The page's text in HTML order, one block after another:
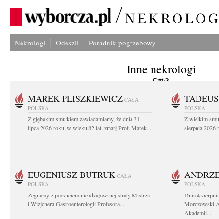
Nekrologi Odeszli Poradnik pogrzebowy
Inne nekrologi
MAREK PLISZKIEWICZ CAŁA
POLSKA
Z głębokim smutkiem zawiadamiamy, że dnia 31
lipca 2026 roku, w wieku 82 lat, zmarł Prof. Marek...
POLSKA
Z wielkim
sierpnia 2026
EUGENIUSZ BUTRUK CAŁA
POLSKA
Żegnamy z poczuciem nieodżałowanej straty Mistrza
i Wizjonera Gastroenterologii Profesora...
POLSKA
Dnia 4
Morozowski
Akademii...